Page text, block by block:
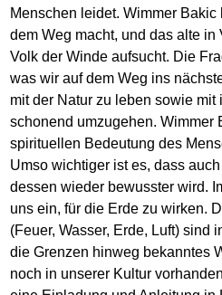
Menschen leidet. Wimmer
dem Weg macht, und das alte
Volk der Winde aufsucht. Die
was wir auf dem Weg ins
mit der Natur zu leben sowie mit
schonend umzugehen. Wimmer
spirituellen Bedeutung des
Umso wichtiger ist es, dass
dessen wieder bewusster wird.
uns ein, für die Erde zu wirken.
(Feuer, Wasser, Erde, Luft) sind
die Grenzen hinweg bekanntes
noch in unserer Kultur